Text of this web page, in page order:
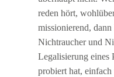
reden hört,
missionierend,
Nichtraucher und
Legalisierung eines
probiert hat,